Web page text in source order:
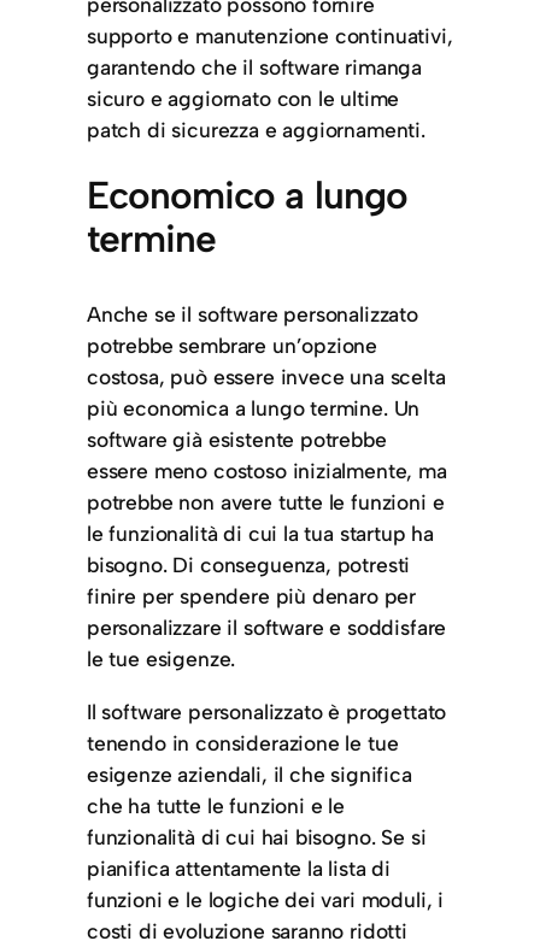
supporto e manutenzione continuativi,
garantendo che il software rimanga
sicuro e aggiornato con le ultime
patch di sicurezza e aggiornamenti.
Economico a lungo
termine
Anche se il software personalizzato
potrebbe sembrare un’opzione
costosa, può essere invece una scelta
più economica a lungo termine. Un
software già esistente potrebbe
essere meno costoso inizialmente, ma
potrebbe non avere tutte le funzioni e
le funzionalità di cui la tua startup ha
bisogno. Di conseguenza, potresti
finire per spendere più denaro per
personalizzare il software e soddisfare
le tue esigenze.
Il software personalizzato è progettato
tenendo in considerazione le tue
esigenze aziendali, il che significa
che ha tutte le funzioni e le
funzionalità di cui hai bisogno. Se si
pianifica attentamente la lista di
funzioni e le logiche dei vari moduli, i
costi di evoluzione saranno ridotti